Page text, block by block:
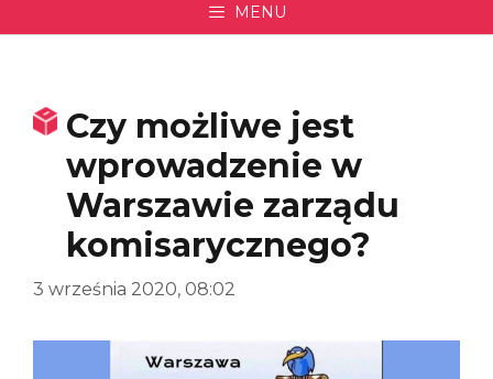
MENU
Czy możliwe jest
wprowadzenie w
Warszawie zarządu
komisarycznego?
3 września 2020, 08:02